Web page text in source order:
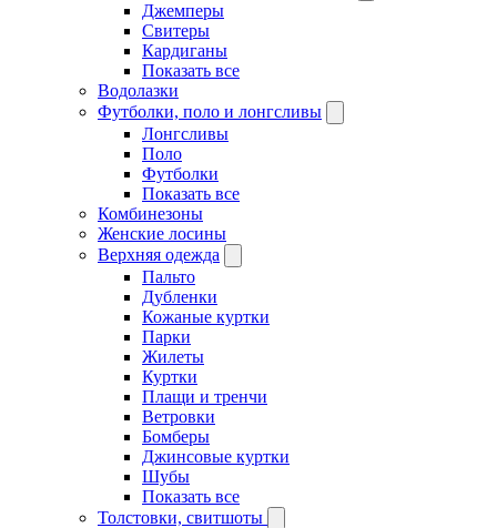
Джемперы
Свитеры
Кардиганы
Показать все
Водолазки
Футболки, поло и лонгсливы
Лонгсливы
Поло
Футболки
Показать все
Комбинезоны
Женские лосины
Верхняя одежда
Пальто
Дубленки
Кожаные куртки
Парки
Жилеты
Куртки
Плащи и тренчи
Ветровки
Бомберы
Джинсовые куртки
Шубы
Показать все
Толстовки, свитшоты